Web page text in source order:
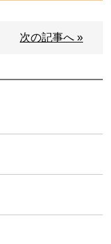
次の記事へ »